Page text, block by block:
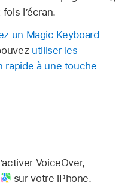
l’écran.
un Magic Keyboard
utiliser les
rapide à une touche
VoiceOver,
sur votre iPhone.